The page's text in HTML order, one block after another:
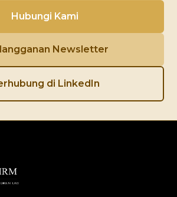
Hubungi Kami
Newsletter
di LinkedIn